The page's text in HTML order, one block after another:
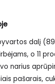
dalį
o 11
narius
pašarais,